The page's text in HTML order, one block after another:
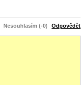
Nesouhlasím (-0) Odpovědět